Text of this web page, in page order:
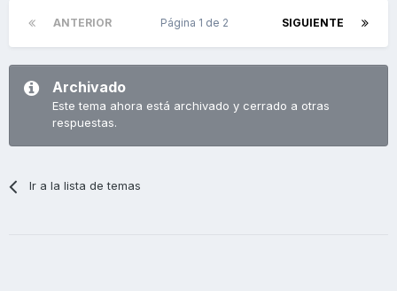
ANTERIOR SIGUIENTE
Página 1 de 2
Archivado
Este tema ahora está archivado y cerrado a otras
respuestas.
Ir a la lista de temas